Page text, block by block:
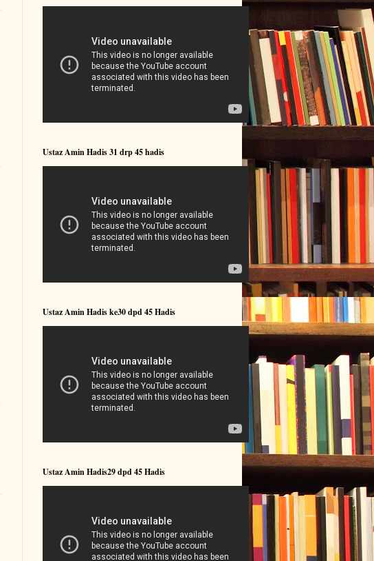
Ustaz Amin Hadis 31 drp 45 hadis
Ustaz Amin Hadis ke30 dpd 45 Hadis
Ustaz Amin Hadis29 dpd 45 Hadis